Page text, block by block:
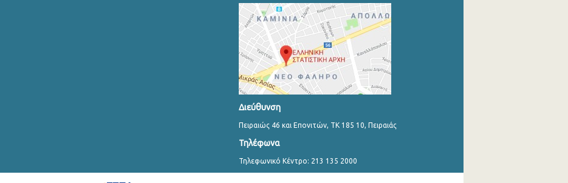
Διεύθυνση
Πειραιώς 46 και Επονιτών, ΤΚ 185 10, Πειραιάς
Τηλέφωνα
Τηλεφωνικό Κέντρο: 213 135 2000